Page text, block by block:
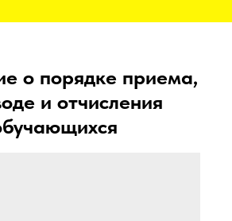
о порядке приема,
и отчисления